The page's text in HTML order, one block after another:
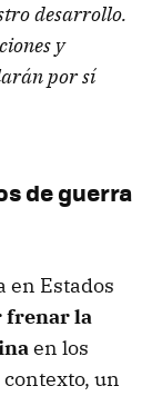
desarrollo.
y
por sí
de guerra
en Estados
frenar la
en los
un